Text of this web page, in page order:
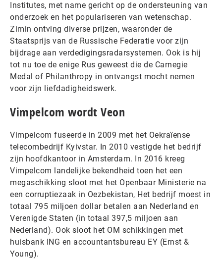
Institutes, met name gericht op de ondersteuning van
onderzoek en het populariseren van wetenschap.
Zimin ontving diverse prijzen, waaronder de
Staatsprijs van de Russische Federatie voor zijn
bijdrage aan verdedigingsradarsystemen. Ook is hij
tot nu toe de enige Rus geweest die de Carnegie
Medal of Philanthropy in ontvangst mocht nemen
voor zijn liefdadigheidswerk.
Vimpelcom wordt Veon
Vimpelcom fuseerde in 2009 met het Oekraïense
telecombedrijf Kyivstar. In 2010 vestigde het bedrijf
zijn hoofdkantoor in Amsterdam. In 2016 kreeg
Vimpelcom landelijke bekendheid toen het een
megaschikking sloot met het Openbaar Ministerie na
een corruptiezaak in Oezbekistan, Het bedrijf moest in
totaal 795 miljoen dollar betalen aan Nederland en
Verenigde Staten (in totaal 397,5 miljoen aan
Nederland). Ook sloot het OM schikkingen met
huisbank ING en accountantsbureau EY (Ernst &
Young).